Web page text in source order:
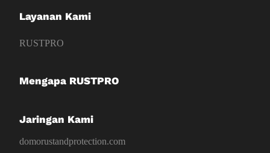
Layanan Kami
RUSTPRO
Mengapa RUSTPRO
Jaringan Kami
domorustandprotection.com